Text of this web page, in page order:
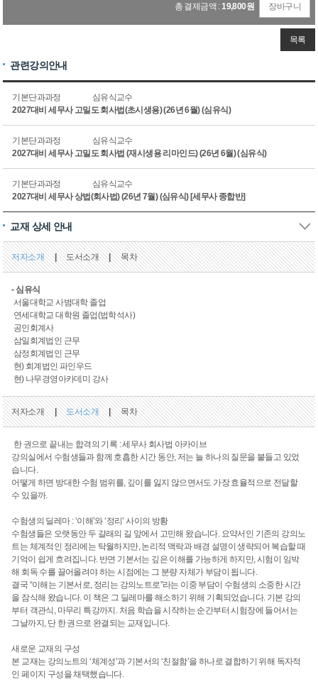
총 결제금액 : 19,800원 장바구니
목록
관련강의안내
기본단과과정
심유식교수
2027대비 세무사 고밀도 회사법(초시생용) (26년 6월) (심유식)
기본단과과정
심유식교수
2027대비 세무사 고밀도 회사법 (재시생용 리마인드) (26년 6월) (심유식)
기본단과과정
심유식교수
2027대비 세무사 상법(회사법) (26년 7월) (심유식) [세무사 종합반]
교재 상세 안내
저자소개 | 도서소개 | 목차
- 심유식
서울대학교 사범대학 졸업
연세대학교 대학원 졸업(법학석사)
공인회계사
삼일회계법인 근무
삼정회계법인 근무
현) 회계법인 파인우드
현) 나무경영아카데미 강사
저자소개 | 도서소개 | 목차
한 권으로 끝내는 합격의 기록 : 세무사 회사법 아카이브
강의실에서 수험생들과 함께 호흡한 시간 동안, 저는 늘 하나의 질문을 붙들고 있었
습니다.
어떻게 하면 방대한 수험 범위를, 깊이를 잃지 않으면서도 가장 효율적으로 전달할
수 있을까.
수험생의 딜레마 : ‘이해’와 ‘정리’ 사이의 방황
수험생들은 오랫동안 두 갈래의 길 앞에서 고민해 왔습니다. 요약서인 기존의 강의노
트는 체계적인 정리에는 탁월하지만, 논리적 맥락과 배경 설명이 생략되어 복습할 때
기억이 쉽게 흐려집니다. 반면 기본서는 깊은 이해를 가능하게 하지만, 시험이 임박
해 회독 수를 끌어올려야 하는 시점에는 그 분량 자체가 부담이 됩니다.
결국 “이해는 기본서로, 정리는 강의노트로”라는 이중 부담이 수험생의 소중한 시간
을 잠식해 왔습니다. 이 책은 그 딜레마를 해소하기 위해 기획되었습니다. 기본 강의
부터 객관식, 마무리 특강까지. 처음 학습을 시작하는 순간부터 시험장에 들어서는
그날까지, 단 한 권으로 완결되는 교재입니다.
새로운 교재의 구성
본 교재는 강의노트의 ‘체계성’과 기본서의 ‘친절함’을 하나로 결합하기 위해 독자적
인 페이지 구성을 채택했습니다.